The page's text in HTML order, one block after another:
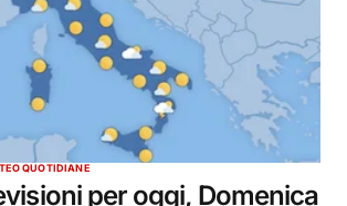
QUOTIDIANE
per oggi, Domenica